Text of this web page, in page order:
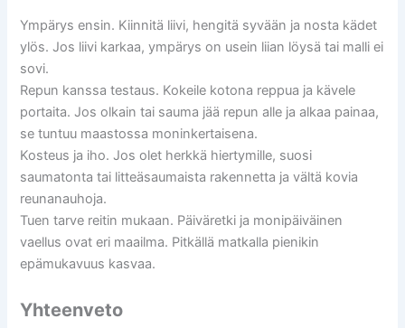
Ympärys ensin. Kiinnitä liivi, hengitä syvään ja nosta kädet
ylös. Jos liivi karkaa, ympärys on usein liian löysä tai malli ei
sovi.
Repun kanssa testaus. Kokeile kotona reppua ja kävele
portaita. Jos olkain tai sauma jää repun alle ja alkaa painaa,
se tuntuu maastossa moninkertaisena.
Kosteus ja iho. Jos olet herkkä hiertymille, suosi
saumatonta tai litteäsaumaista rakennetta ja vältä kovia
reunanauhoja.
Tuen tarve reitin mukaan. Päiväretki ja monipäiväinen
vaellus ovat eri maailma. Pitkällä matkalla pienikin
epämukavuus kasvaa.
Yhteenveto